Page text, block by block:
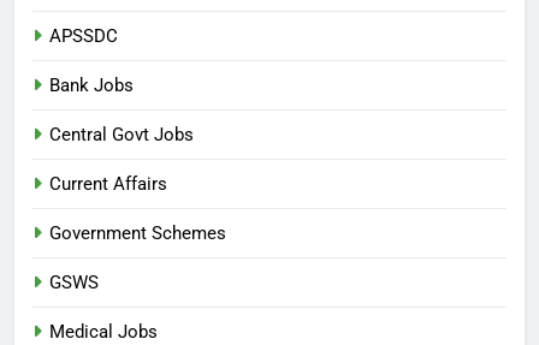
APSSDC
Bank Jobs
Central Govt Jobs
Current Affairs
Government Schemes
GSWS
Medical Jobs